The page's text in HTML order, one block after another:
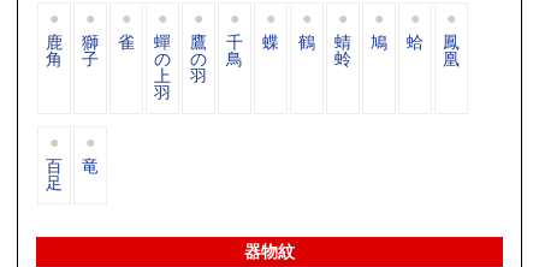
鹿
角
獅
子
雀 蟬
の
上
羽
鷹
の
羽
千
鳥
蝶 鶴 蜻
蛉
鳩 蛤 鳳
凰
百
足
竜
器物紋